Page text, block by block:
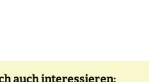
auch interessieren: